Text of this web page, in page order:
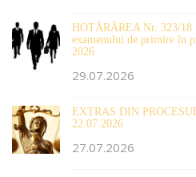
HOTĂRÂREA Nr. 323/18
examenului de primire în
2026
29.07.2026
EXTRAS DIN
22.07.2026
27.07.2026